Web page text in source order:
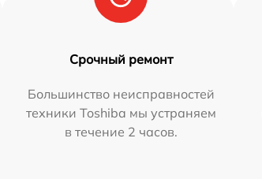
Срочный ремонт
Большинство неисправностей
техники Toshiba мы устраняем
в течение 2 часов.